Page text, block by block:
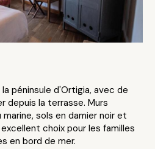
péninsule d'Ortigia, avec de
depuis la terrasse. Murs
sols en damier noir et
choix pour les familles
en bord de mer.